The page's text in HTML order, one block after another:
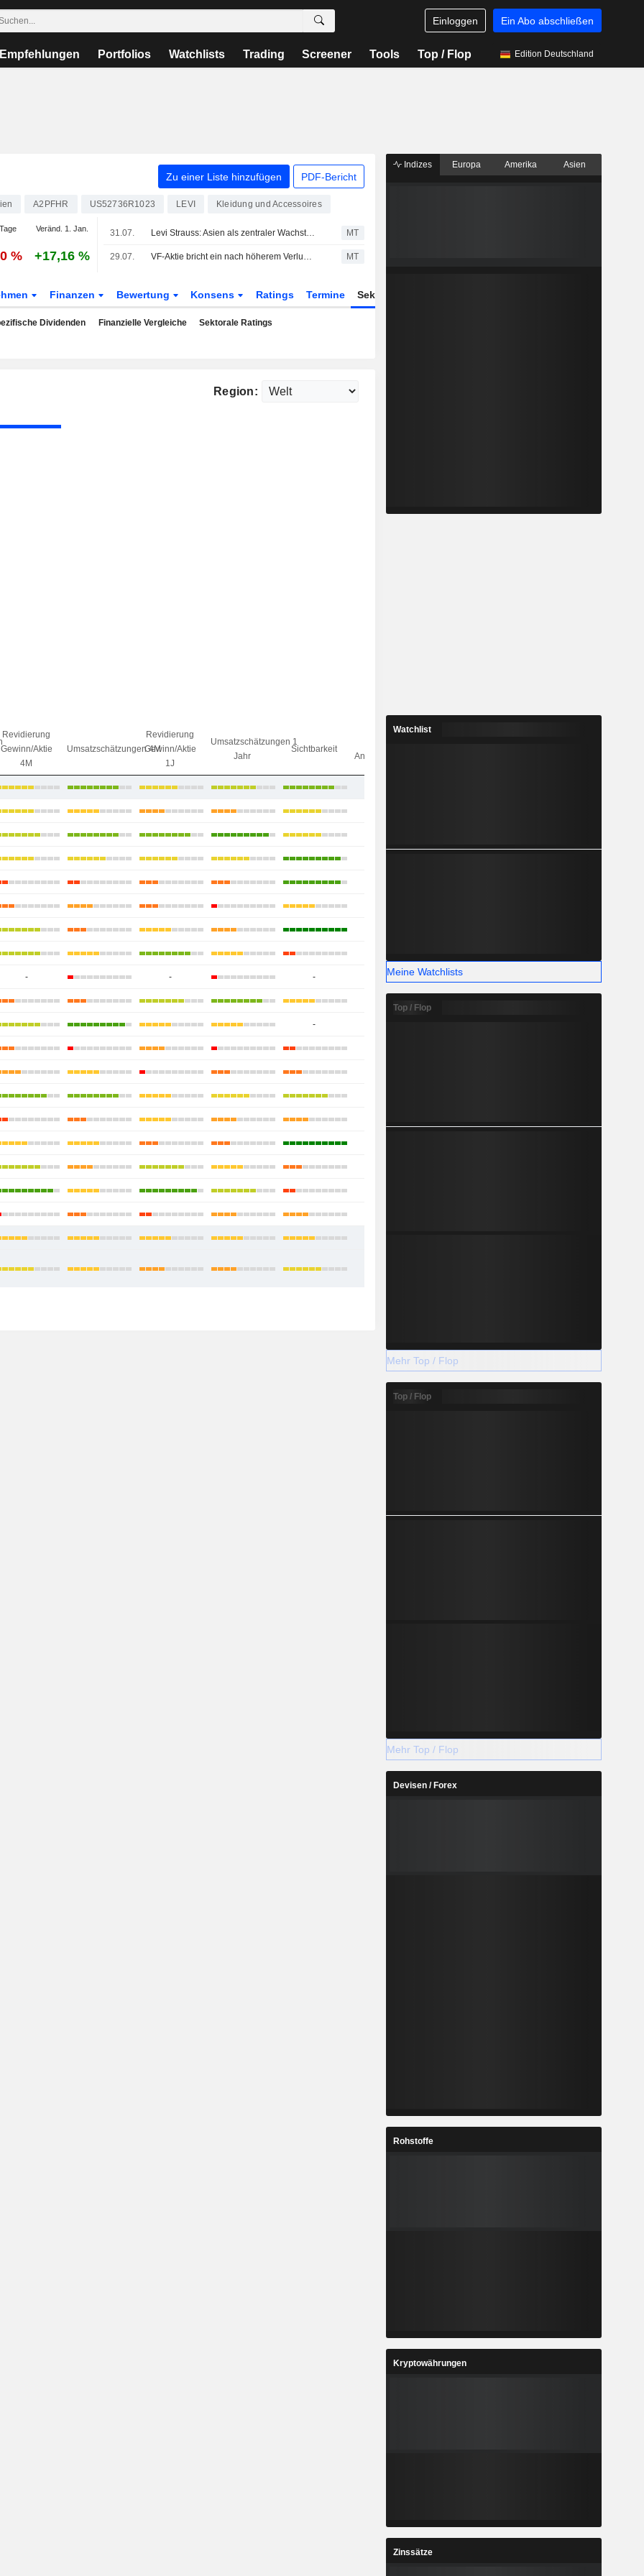
Einloggen Ein Abo abschließen
Empfehlungen Portfolios Watchlists Trading Screener Tools Top / Flop Edition Deutschland
Zu einer Liste hinzufügen PDF-Bericht
A2PFHR US52736R1023 LEVI Kleidung und Accessoires
Veränd. 1. Jan.
% +17,16 %
31.07. Levi Strauss: Asien als zentraler Wachstumstreiber beim Umsatzziel von 10 Mrd. USD MT
29.07. VF-Aktie bricht ein nach höherem Verlust als erwartet im ersten Quartal des Geschäftsjahres MT
Finanzen Bewertung Konsens Ratings Termine Sektor
Dividenden Finanzielle Vergleiche Sektorale Ratings
Region:
Revidierung
Gewinn/Aktie
4M
Umsatzschätzungen 4M
Revidierung
Gewinn/Aktie
1J
Umsatzschätzungen 1
Jahr
Sichtbarkeit
Analysten
- - -
-
Indizes Europa Amerika Asien
Watchlist
Meine Watchlists
Top / Flop
Mehr Top / Flop
Top / Flop
Mehr Top / Flop
Devisen / Forex
Rohstoffe
Kryptowährungen
Zinssätze